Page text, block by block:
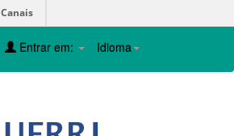
Canais
Idioma
Entrar em: